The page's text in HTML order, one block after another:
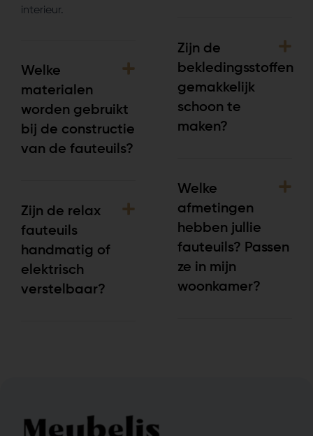
interieur.
Welke
materialen
worden gebruikt
bij de constructie
van de fauteuils?
Zijn de relax
fauteuils
handmatig of
elektrisch
verstelbaar?
Zijn de
bekledingsstoffen
gemakkelijk
schoon te
maken?
Welke
afmetingen
hebben jullie
fauteuils? Passen
ze in mijn
woonkamer?